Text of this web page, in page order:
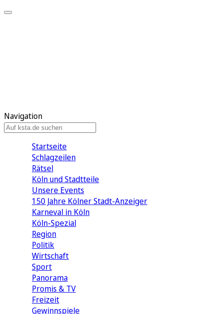
Navigation
Startseite
Schlagzeilen
Rätsel
Köln und Stadtteile
Unsere Events
150 Jahre Kölner Stadt-Anzeiger
Karneval in Köln
Köln-Spezial
Region
Politik
Wirtschaft
Sport
Panorama
Promis & TV
Freizeit
Gewinnspiele